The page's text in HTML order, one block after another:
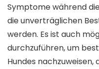
Symptome während
die unverträglichen
werden. Es ist auch
durchzuführen, um
Hundes nachzuweisen,